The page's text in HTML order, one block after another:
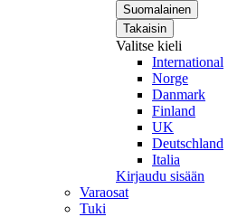
Suomalainen
Takaisin
Valitse kieli
International
Norge
Danmark
Finland
UK
Deutschland
Italia
Kirjaudu sisään
Varaosat
Tuki